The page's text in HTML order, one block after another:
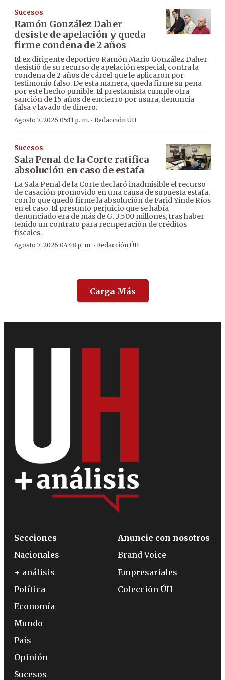
Sucesos
Ramón González Daher
desiste de apelación y queda
firme condena de 2 años
El ex dirigente deportivo Ramón Mario González Daher
desistió de su recurso de apelación especial, contra la
condena de 2 años de cárcel que le aplicaron por
testimonio falso. De esta manera, queda firme su pena
por este hecho punible. El prestamista cumple otra
sanción de 15 años de encierro por usura, denuncia
falsa y lavado de dinero.
Agosto 7, 2026 05:11 p. m. · Redacción ÚH
Sucesos
Sala Penal de la Corte ratifica
absolución en caso de estafa
La Sala Penal de la Corte declaró inadmisible el recurso
de casación promovido en una causa de supuesta estafa,
con lo que quedó firme la absolución de Farid Yinde Ríos
en el caso. El presunto perjuicio que se había
denunciado era de más de G. 3.500 millones, tras haber
tenido un contrato para recuperación de créditos
fiscales.
Agosto 7, 2026 04:48 p. m. · Redacción ÚH
Carga Más
Secciones
Nacionales
+ análisis
Política
Economía
Mundo
País
Opinión
Sucesos
Anuncie con nosotros
Brand Voice
Empresariales
Colección ÚH